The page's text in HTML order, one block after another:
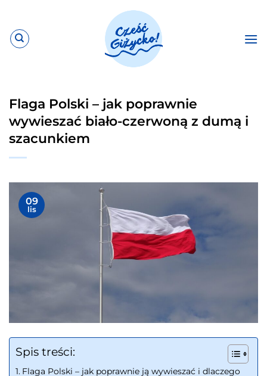
zawartości
Flaga Polski – jak poprawnie
wywieszać biało-czerwoną z dumą i
szacunkiem
09
lis
Spis treści:
Flaga Polski – jak poprawnie ją wywieszać i dlaczego